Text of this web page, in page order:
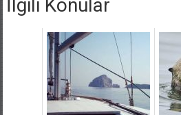
İlgili Konular